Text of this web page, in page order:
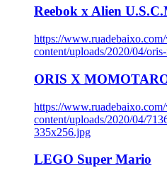
Reebok x Alien
https://
content/uploads/2020/04/
ORIS X
https://
content/uploads/2020/04/
335x256.jpg
LEGO Super Mario